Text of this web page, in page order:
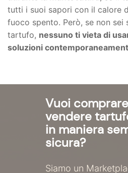
tutti i suoi sapori con il calore
fuoco spento. Però, se non sei
tartufo, nessuno ti vieta di
soluzioni
Vuoi
vendere
in maniera
sicura?
Siamo un